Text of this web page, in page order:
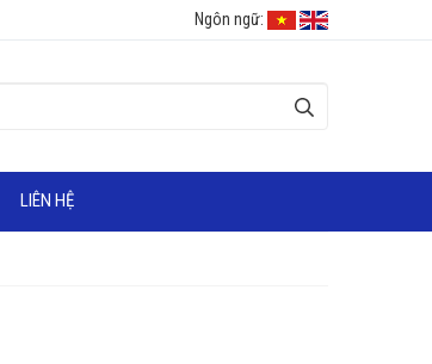
Ngôn ngữ:
LIÊN HỆ